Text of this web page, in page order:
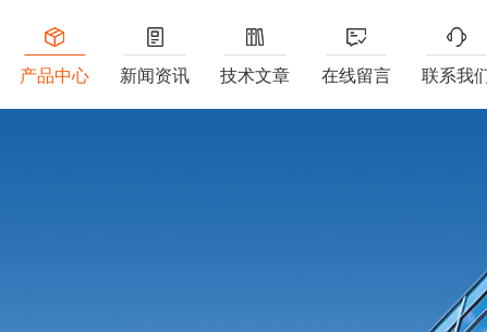
产品中心 新闻资讯 技术文章 在线留言 联系我